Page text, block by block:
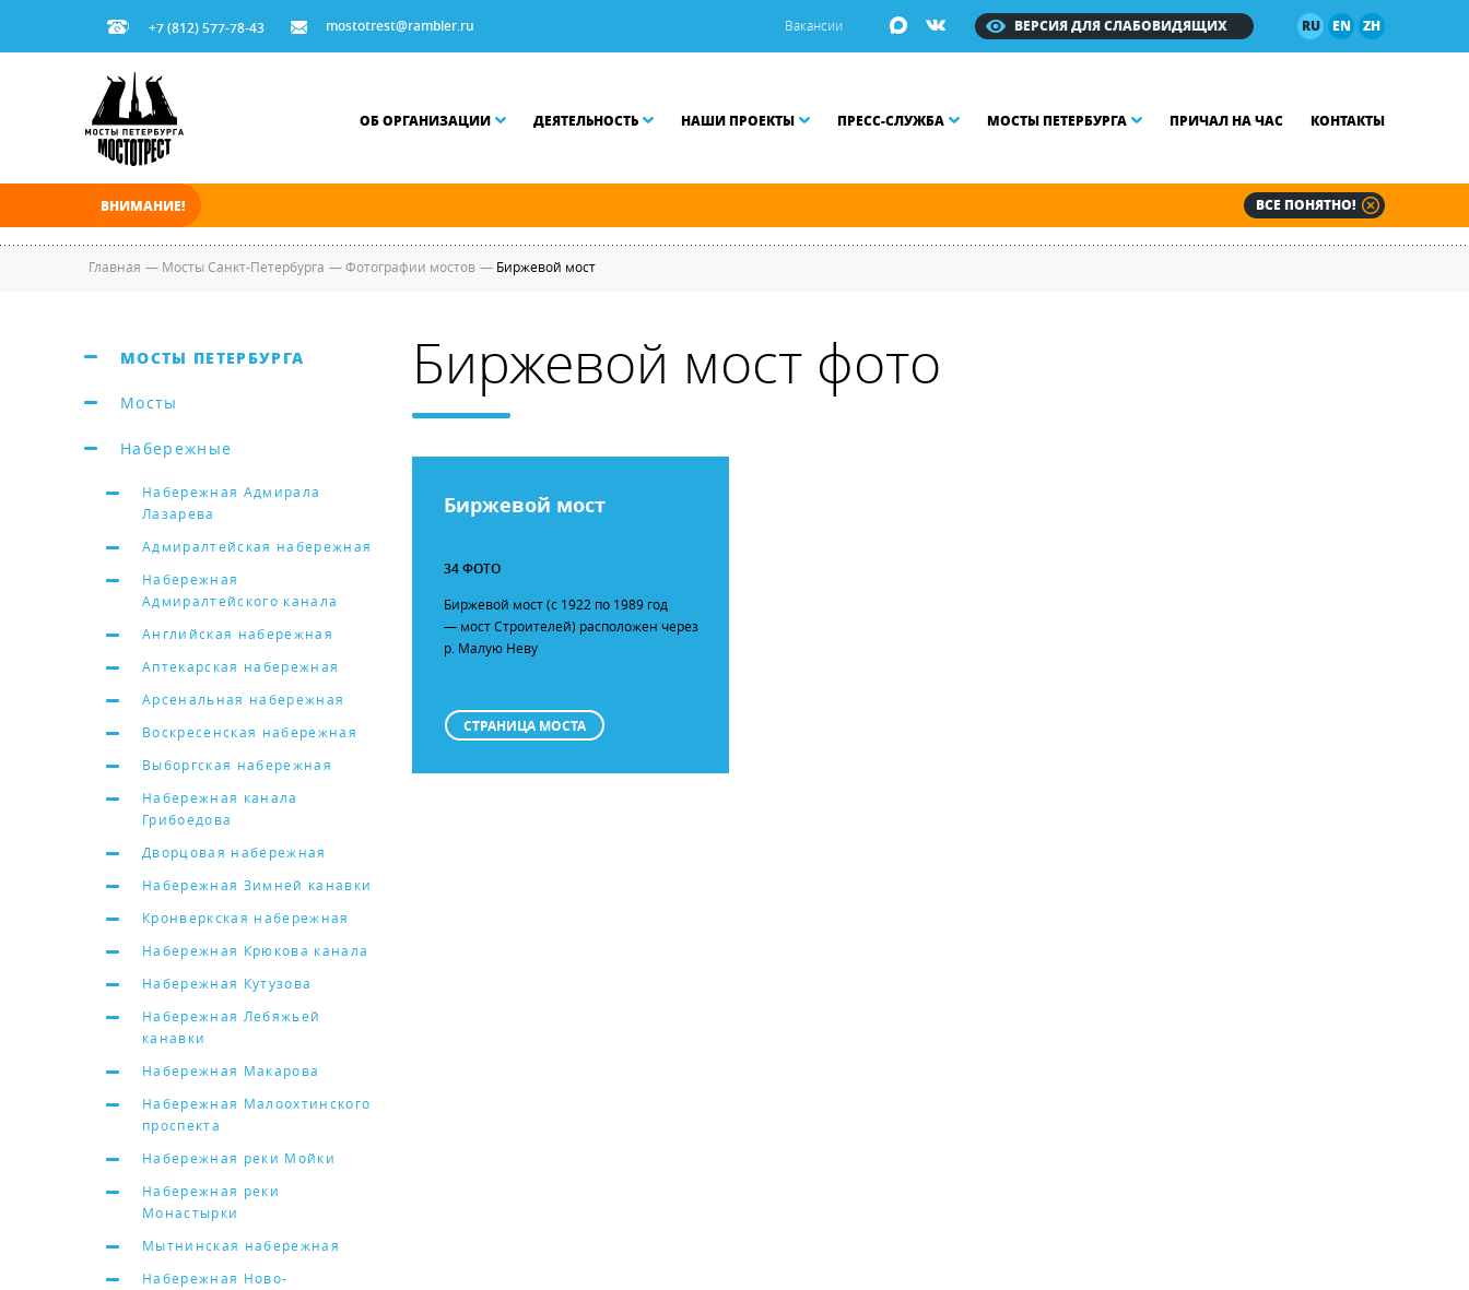
+7 (812) 577-78-43 mostotrest@rambler.ru RU EN ZH
ВЕРСИЯ ДЛЯ СЛАБОВИДЯЩИХ
Вакансии
ОБ ОРГАНИЗАЦИИ ДЕЯТЕЛЬНОСТЬ НАШИ ПРОЕКТЫ ПРЕСС-СЛУЖБА МОСТЫ ПЕТЕРБУРГА ПРИЧАЛ НА ЧАС КОНТАКТЫ
ВНИМАНИЕ! ВСЕ ПОНЯТНО!
Главная — Мосты Санкт-Петербурга —Фотографии мостов — Биржевой мост
МОСТЫ ПЕТЕРБУРГА
Мосты
Набережные
Набережная Адмирала
Лазарева
Адмиралтейская набережная
Набережная
Адмиралтейского канала
Английская набережная
Аптекарская набережная
Арсенальная набережная
Воскресенская набережная
Выборгская набережная
Набережная канала
Грибоедова
Дворцовая набережная
Набережная Зимней канавки
Кронверкская набережная
Набережная Крюкова канала
Набережная Кутузова
Набережная Лебяжьей
канавки
Набережная Макарова
Набережная Малоохтинского
проспекта
Набережная реки Мойки
Набережная реки
Монастырки
Мытнинская набережная
Набережная Ново-
Биржевой мост фото
Биржевой мост
34 ФОТО
Биржевой мост (c 1922 по 1989 год
— мост Строителей) расположен через
р. Малую Неву
СТРАНИЦА МОСТА